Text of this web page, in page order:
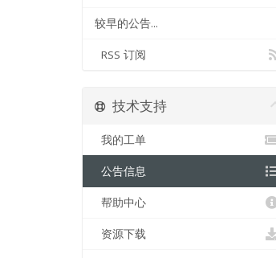
较早的公告...
RSS 订阅
技术支持
我的工单
公告信息
帮助中心
资源下载